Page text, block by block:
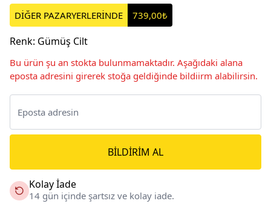
DİĞER PAZARYERLERİNDE 739,00₺
Renk: Gümüş Cilt
Bu ürün şu an stokta bulunmamaktadır. Aşağıdaki alana
eposta adresini girerek stoğa geldiğinde bildiirm alabilirsin.
BILDIRIM AL
Kolay İade
14 gün içinde şartsız ve kolay iade.